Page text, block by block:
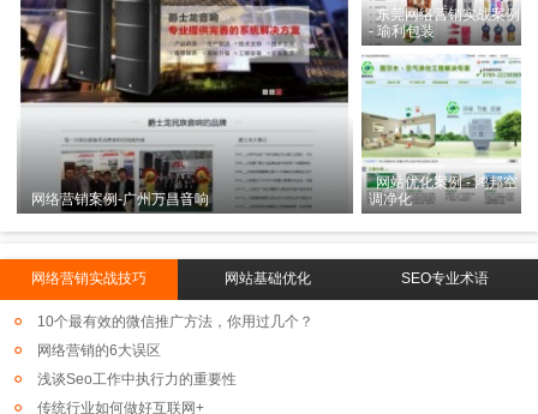
网络营销案例-广州万昌音响
东莞网络营销实战案例
- 瑜利包装
网站优化案例 - 鸿邦空
调净化
网络营销实战技巧 网站基础优化 SEO专业术语
10个最有效的微信推广方法，你用过几个？
网络营销的6大误区
浅谈Seo工作中执行力的重要性
传统行业如何做好互联网+